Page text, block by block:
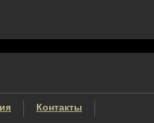
Контакты